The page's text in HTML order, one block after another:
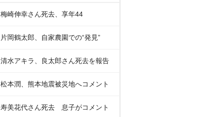
梅崎伸幸さん死去、享年44
片岡鶴太郎、自家農園での“発見”
清水アキラ、良太郎さん死去を報告
松本潤、熊本地震被災地へコメント
寿美花代さん死去 息子がコメント